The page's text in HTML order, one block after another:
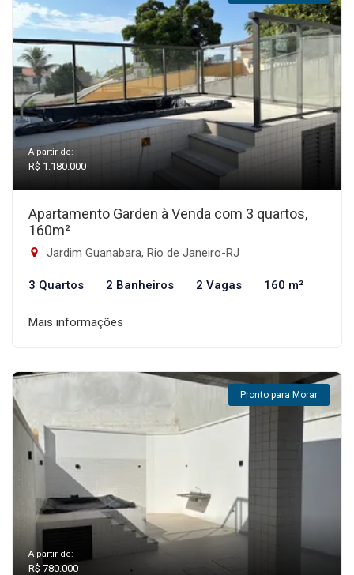
A partir de:
R$ 1.180.000
Apartamento Garden à Venda com 3 quartos,
160m²
Jardim Guanabara, Rio de Janeiro-RJ
3 Quartos 2 Banheiros 2 Vagas 160 m²
Mais informações
Pronto para Morar
A partir de:
R$ 780.000